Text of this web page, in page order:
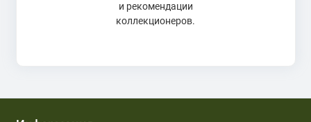
и рекомендации
коллекционеров.